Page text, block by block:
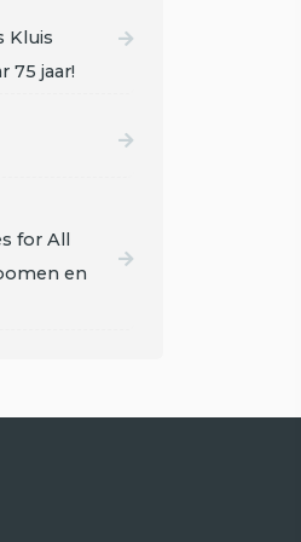
Kluis
75 jaar!
for All
en